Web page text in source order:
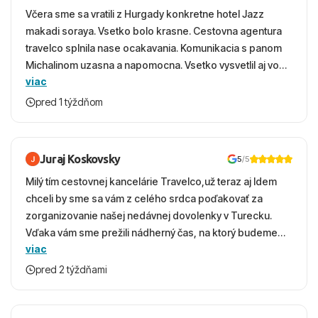
Včera sme sa vratili z Hurgady konkretne hotel Jazz
makadi soraya. Vsetko bolo krasne. Cestovna agentura
travelco splnila nase ocakavania. Komunikacia s panom
Michalinom uzasna a napomocna. Vsetko vysvetlil aj vo
vecernych hodinach zaco sa ospravedlnujem. Hotel
krasny, cisty. Sluzby top. Strava, prostredie, more,
viac
pred 1 týždňom
Juraj Koskovsky 5/5
Milý tím cestovnej kancelárie Travelco,už teraz aj Idem
chceli by sme sa vám z celého srdca poďakovať za
zorganizovanie našej nedávnej dovolenky v Turecku.
Vďaka vám sme prežili nádherný čas, na ktorý budeme
ešte dlho s úsmevom spomínať. ​Všetko prebehlo
absolútne hladko – od prvotného výberu zájazdu, cez
viac
pred 2 týždňami